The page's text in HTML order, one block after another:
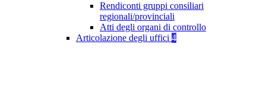
Rendiconti gruppi consiliari
regionali/provinciali
Atti degli organi di controllo
Articolazione degli uffici 4